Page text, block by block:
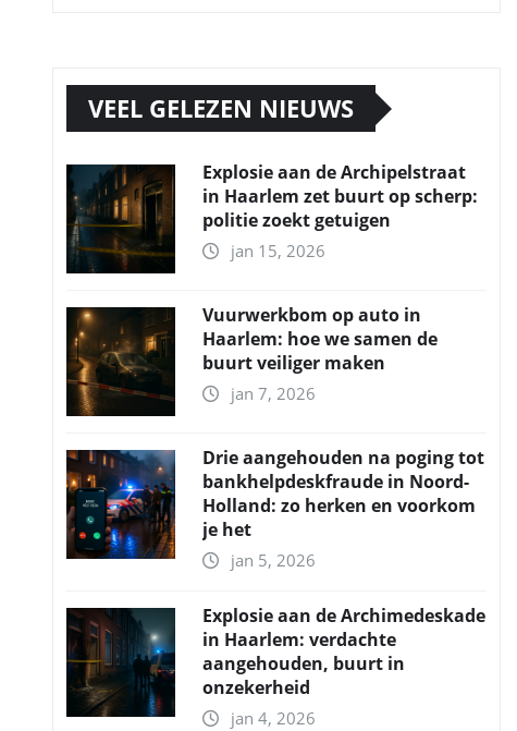
VEEL GELEZEN NIEUWS
Explosie aan de Archipelstraat
in Haarlem zet buurt op scherp:
politie zoekt getuigen
jan 15, 2026
Vuurwerkbom op auto in
Haarlem: hoe we samen de
buurt veiliger maken
jan 7, 2026
Drie aangehouden na poging tot
bankhelpdeskfraude in Noord-
Holland: zo herken en voorkom
je het
jan 5, 2026
Explosie aan de Archimedeskade
in Haarlem: verdachte
aangehouden, buurt in
onzekerheid
jan 4, 2026